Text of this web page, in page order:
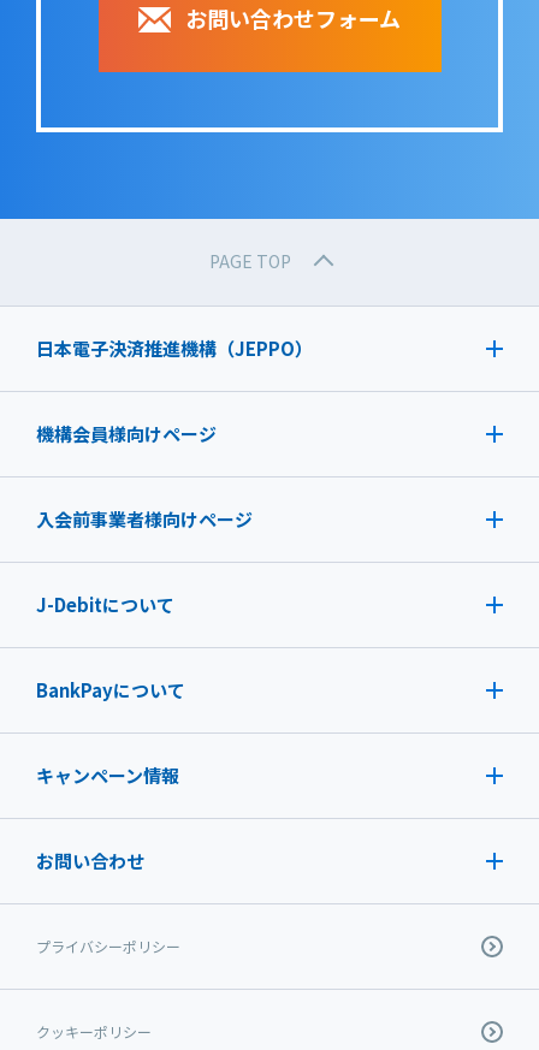
お問い合わせフォーム
PAGE TOP
日本電子決済推進機構（JEPPO）
機構会員様向けページ
入会前事業者様向けページ
J-Debitについて
BankPayについて
キャンペーン情報
お問い合わせ
プライバシーポリシー
クッキーポリシー